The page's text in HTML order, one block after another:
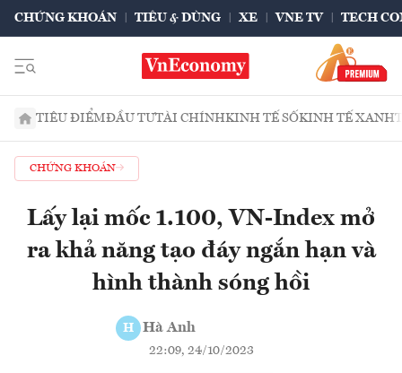
CHỨNG KHOÁN TIÊU & DÙNG XE VNE TV TECH
TIÊU ĐIỂMĐẦU TƯTÀI CHÍNHKINH TẾ SỐKINH TẾ XANH
CHỨNG KHOÁN
Lấy lại mốc 1.100, VN-Index mở
ra khả năng tạo đáy ngắn hạn và
hình thành sóng hồi
H Hà Anh
22:09, 24/10/2023